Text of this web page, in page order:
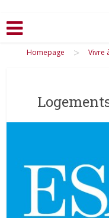
Homepage > Vivre